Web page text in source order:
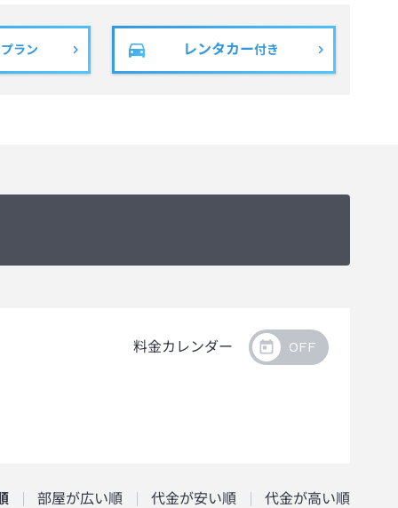
ラン レンタカー付き
料金カレンダー
部屋が広い順 代金が安い順 代金が高い順